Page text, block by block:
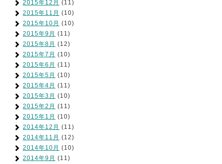
2015年12月 (11)
2015年11月 (10)
2015年10月 (10)
2015年9月 (11)
2015年8月 (12)
2015年7月 (10)
2015年6月 (11)
2015年5月 (10)
2015年4月 (11)
2015年3月 (10)
2015年2月 (11)
2015年1月 (10)
2014年12月 (11)
2014年11月 (12)
2014年10月 (10)
2014年9月 (11)